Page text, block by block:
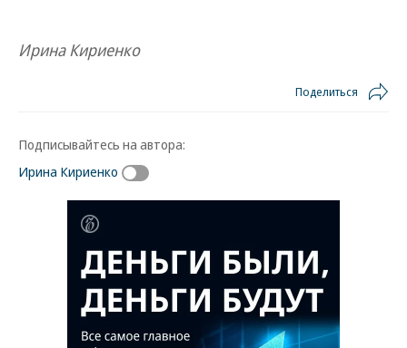
Ирина Кириенко
Поделиться
Подписывайтесь на автора:
Ирина Кириенко